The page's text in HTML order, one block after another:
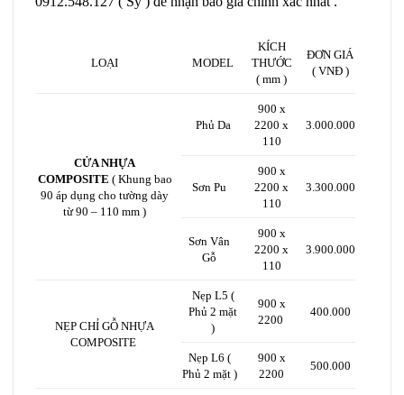
LOẠI MODEL
KÍCH
THƯỚC
( mm )
ĐƠN GIÁ
( VNĐ )
CỬA NHỰA
COMPOSITE ( Khung bao
90 áp dụng cho tường dày
từ 90 – 110 mm )
Phủ Da
900 x
2200 x
110
3.000.000
Sơn Pu
900 x
2200 x
110
3.300.000
Sơn Vân
Gỗ
900 x
2200 x
110
3.900.000
NẸP CHỈ GỖ NHỰA
COMPOSITE
Nẹp L5 (
Phủ 2 mặt
)
900 x
2200
400.000
Nẹp L6 (
Phủ 2 mặt )
900 x
2200
500.000